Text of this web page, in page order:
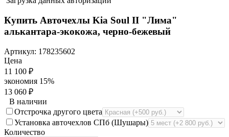
Купить Авточехлы Kia Soul II "Лима"
алькантара-экокожа, черно-бежевый
Артикул: 178235602
Цена
11 100 ₽
экономия 15%
13 060 ₽
В наличии
Отстрочка другого цвета
Установка авточехлов СПб (Шушары)
Количество